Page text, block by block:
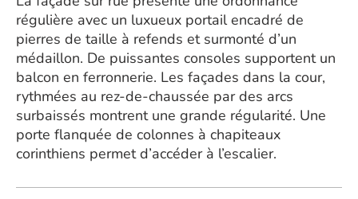
régulière avec un luxueux portail encadré de
pierres de taille à refends et surmonté d’un
médaillon. De puissantes consoles supportent un
balcon en ferronnerie. Les façades dans la cour,
rythmées au rez-de-chaussée par des arcs
surbaissés montrent une grande régularité. Une
porte flanquée de colonnes à chapiteaux
corinthiens permet d’accéder à l’escalier.